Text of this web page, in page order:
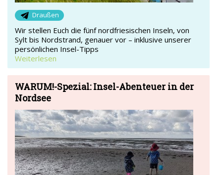
Draußen
Wir stellen Euch die fünf nordfriesischen Inseln, von
Sylt bis Nordstrand, genauer vor – inklusive unserer
persönlichen Insel-Tipps
Weiterlesen
WARUM!-Spezial: Insel-Abenteuer in der
Nordsee